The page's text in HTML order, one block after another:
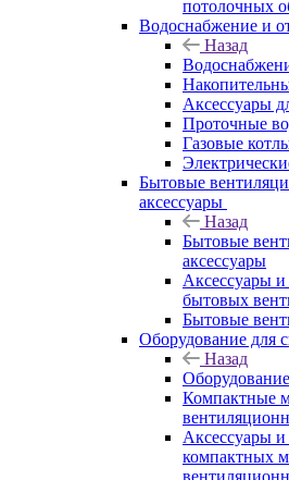
потолочных
Водоснабжение и
Назад
Аксессуары
Проточные
Газовые
Бытовые
аксессуары
Назад
Бытовые
аксессуары
Аксессуары
бытовых
Бытовые
Оборудование для
Назад
Компактные
Аксессуары
компактных